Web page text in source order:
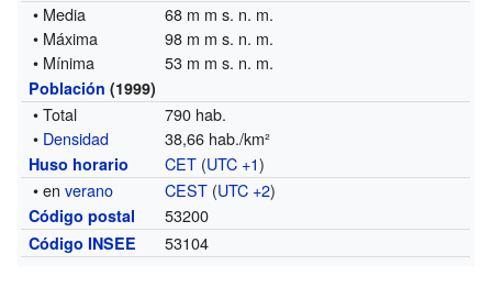
• Media
68 m m s. n. m.
• Máxima
98 m m s. n. m.
• Mínima
53 m m s. n. m.
Población (1999)
• Total
790 hab.
• Densidad 38,66 hab./km²
Huso horario CET (UTC +1)
• enverano CEST (UTC +2)
Código postal 53200
Código INSEE 53104